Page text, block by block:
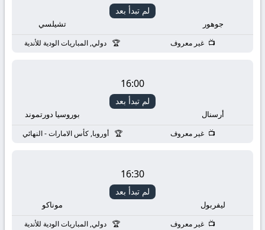
yalla
جوهور
لم تبدأ بعد
تشيلسي
غير معروف دولي, المباريات الودية للأندية
أرسنال
16:00
لم تبدأ بعد
بوروسيا دورتموند
غير معروف أوروبا, كأس الامارات - النهائي
ليفربول
16:30
لم تبدأ بعد
موناكو
غير معروف دولي, المباريات الودية للأندية